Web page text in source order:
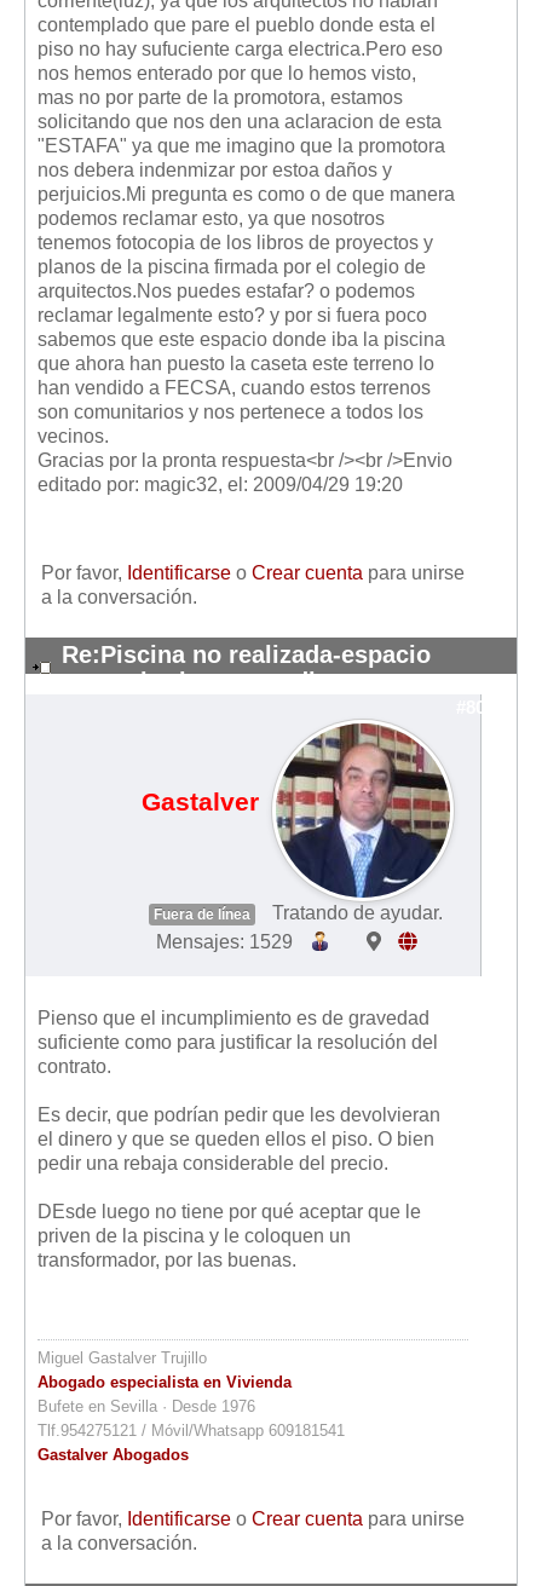
Usuario
Entrar / Salir
Mis boletines
contemplado que pare el pueblo donde esta el
piso no hay sufuciente carga electrica.Pero eso
nos hemos enterado por que lo hemos visto,
mas no por parte de la promotora, estamos
solicitando que nos den una aclaracion de esta
"ESTAFA" ya que me imagino que la promotora
nos debera indenmizar por estoa daños y
perjuicios.Mi pregunta es como o de que manera
podemos reclamar esto, ya que nosotros
tenemos fotocopia de los libros de proyectos y
planos de la piscina firmada por el colegio de
arquitectos.Nos puedes estafar? o podemos
reclamar legalmente esto? y por si fuera poco
sabemos que este espacio donde iba la piscina
que ahora han puesto la caseta este terreno lo
han vendido a FECSA, cuando estos terrenos
son comunitarios y nos pertenece a todos los
vecinos.
Gracias por la pronta respuesta<br /><br />Envio
editado por: magic32, el: 2009/04/29 19:20
Por favor, Identificarse o Crear cuenta para unirse
a la conversación.
Re:Piscina no realizada-espacio
comunitarios re-vendi
#8044
Gastalver
Fuera de línea
Tratando de ayudar.
Mensajes: 1529
Pienso que el incumplimiento es de gravedad
suficiente como para justificar la resolución del
contrato.
Es decir, que podrían pedir que les devolvieran
el dinero y que se queden ellos el piso. O bien
pedir una rebaja considerable del precio.
DEsde luego no tiene por qué aceptar que le
priven de la piscina y le coloquen un
transformador, por las buenas.
Miguel Gastalver Trujillo
Abogado especialista en Vivienda
Bufete en Sevilla · Desde 1976
Tlf.954275121 / Móvil/Whatsapp 609181541
Gastalver Abogados
Por favor, Identificarse o Crear cuenta para unirse
a la conversación.